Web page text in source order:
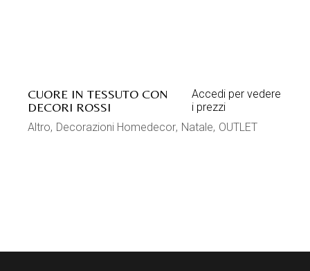
CUORE IN TESSUTO CON
DECORI ROSSI
Accedi per vedere
i prezzi
Altro Decorazioni Homedecor Natale OUTLET